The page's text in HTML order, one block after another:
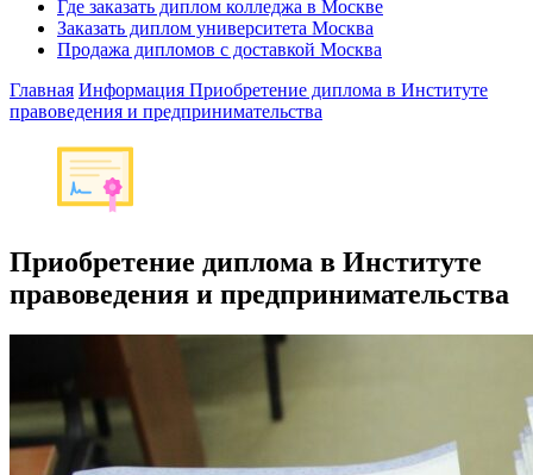
Где заказать диплом колледжа в Москве
Заказать диплом университета Москва
Продажа дипломов с доставкой Москва
Главная Информация Приобретение диплома в Институте
правоведения и предпринимательства
Приобретение диплома в Институте
правоведения и предпринимательства